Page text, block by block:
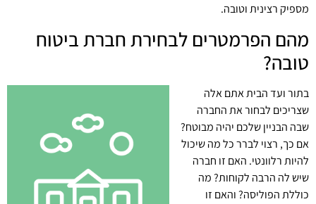
מספיק רצינית וטובה.
מהם הפרמטרים לבחירת חברת ביטוח
טובה?
בתור ועד הבית אתם אלה
שצריכים לבחור את החברה
שבה הבניין שלכם יהיה מבוטח?
אם כך, רצוי לברר כל מה שיכול
להיות רלוונטי. האם זו חברה
שיש לה הרבה לקוחות? מה
כוללת הפוליסה? והאם זו